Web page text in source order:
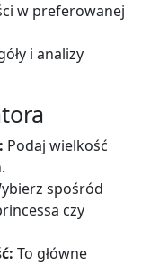
w preferowanej
i analizy
Podaj wielkość
spośród
czy
To główne